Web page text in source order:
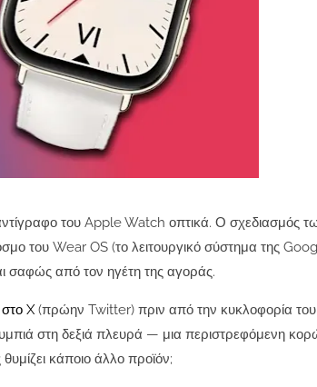
του Apple Watch οπτικά. Ο σχεδιασμός
του Wear OS (το λειτουργικό σύστημα της
σαφώς από τον ηγέτη της αγοράς.
στο X(πρώην Twitter) πριν από την κυκλοφορία του
στη δεξιά πλευρά — μια περιστρεφόμενη
κάποιο άλλο προϊόν;